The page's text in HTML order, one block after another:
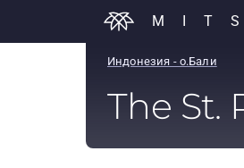
Индонезия - о.Бали
The St.